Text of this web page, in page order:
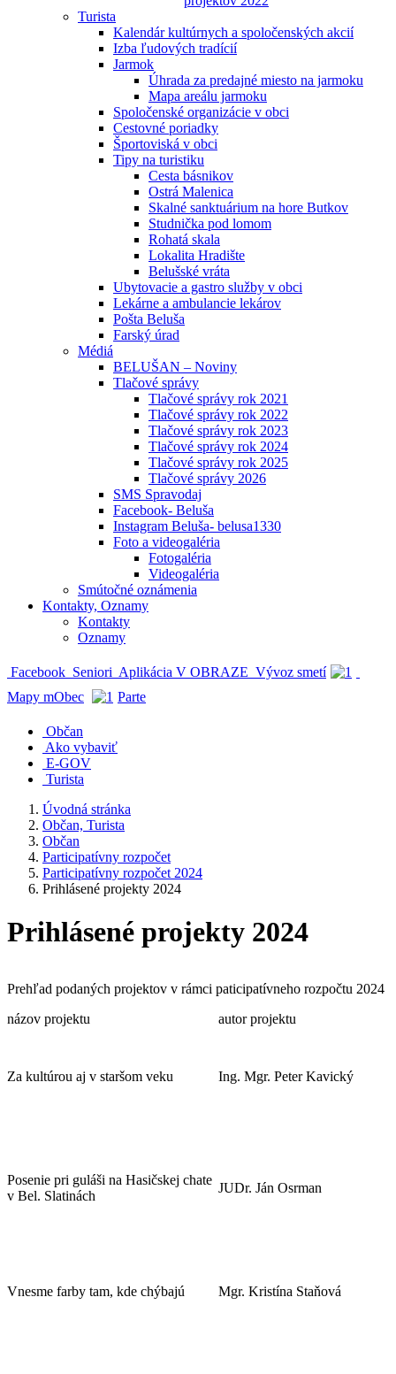
Turista
Kalendár kultúrnych a spoločenských akcií
Izba ľudových tradícií
Jarmok
Úhrada za predajné miesto na jarmoku
Mapa areálu jarmoku
Spoločenské organizácie v obci
Cestovné poriadky
Športoviská v obci
Tipy na turistiku
Cesta básnikov
Ostrá Malenica
Skalné sanktuárium na hore Butkov
Studnička pod lomom
Rohatá skala
Lokalita Hradište
Belušské vráta
Ubytovacie a gastro služby v obci
Lekárne a ambulancie lekárov
Pošta Beluša
Farský úrad
Médiá
BELUŠAN – Noviny
Tlačové správy
Tlačové správy rok 2021
Tlačové správy rok 2022
Tlačové správy rok 2023
Tlačové správy rok 2024
Tlačové správy rok 2025
Tlačové správy 2026
SMS Spravodaj
Facebook- Beluša
Instagram Beluša- belusa1330
Foto a videogaléria
Fotogaléria
Videogaléria
Smútočné oznámenia
Kontakty, Oznamy
Kontakty
Oznamy
Facebook Seniori Aplikácia V OBRAZE Vývoz smetí
Mapy mObec
Parte
Občan
Ako vybaviť
E-GOV
Turista
Úvodná stránka
Občan, Turista
Občan
Participatívny rozpočet
Participatívny rozpočet 2024
Prihlásené projekty 2024
Prihlásené projekty 2024
Prehľad podaných projektov v rámci paticipatívneho rozpočtu 2024
názov projektu
autor projektu
Za kultúrou aj v staršom veku Ing. Mgr. Peter Kavický
Posenie pri guláši na Hasičskej chate
v Bel. Slatinách
JUDr. Ján Osrman
Vnesme farby tam, kde chýbajú Mgr. Kristína Staňová